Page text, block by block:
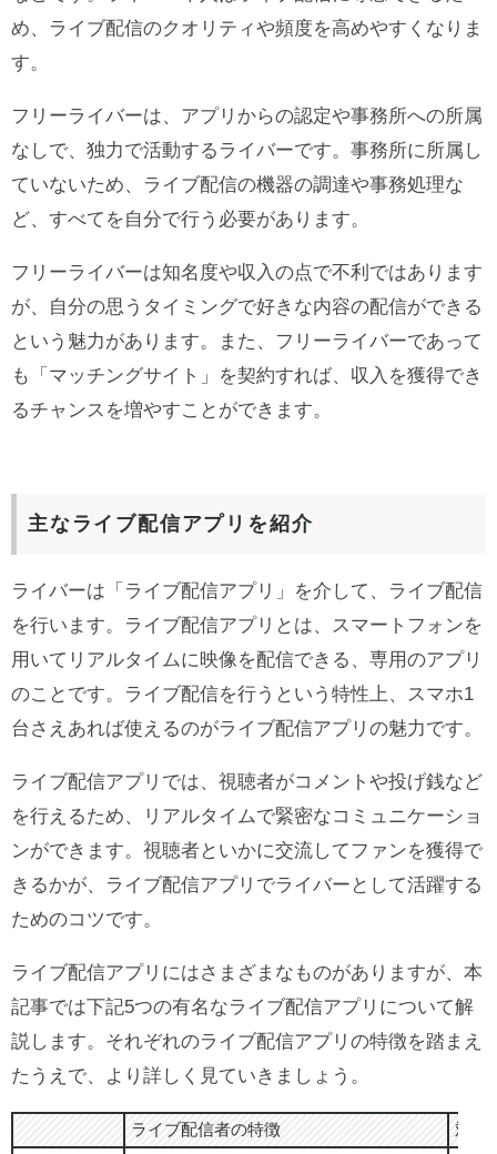
め、ライブ配信のクオリティや頻度を高めやすくなりま
す。
フリーライバーは、アプリからの認定や事務所への所属
なしで、独力で活動するライバーです。事務所に所属し
ていないため、ライブ配信の機器の調達や事務処理な
ど、すべてを自分で行う必要があります。
フリーライバーは知名度や収入の点で不利ではあります
が、自分の思うタイミングで好きな内容の配信ができる
という魅力があります。また、フリーライバーであって
も「マッチングサイト」を契約すれば、収入を獲得でき
るチャンスを増やすことができます。
主なライブ配信アプリを紹介
ライバーは「ライブ配信アプリ」を介して、ライブ配信
を行います。ライブ配信アプリとは、スマートフォンを
用いてリアルタイムに映像を配信できる、専用のアプリ
のことです。ライブ配信を行うという特性上、スマホ1
台さえあれば使えるのがライブ配信アプリの魅力です。
ライブ配信アプリでは、視聴者がコメントや投げ銭など
を行えるため、リアルタイムで緊密なコミュニケーショ
ンができます。視聴者といかに交流してファンを獲得で
きるかが、ライブ配信アプリでライバーとして活躍する
ためのコツです。
ライブ配信アプリにはさまざまなものがありますが、本
記事では下記5つの有名なライブ配信アプリについて解
説します。それぞれのライブ配信アプリの特徴を踏まえ
たうえで、より詳しく見ていきましょう。
ライブ配信者の特徴
対応